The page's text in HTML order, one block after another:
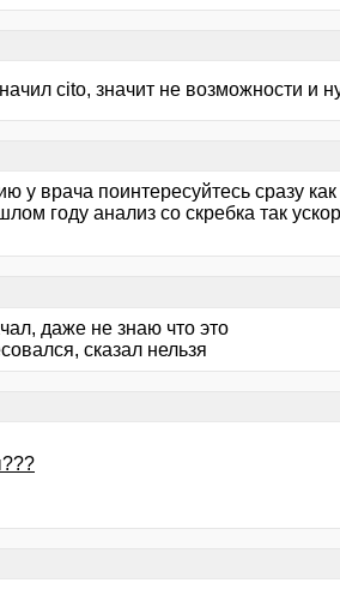
cito, значит не возможности и
у врача поинтересуйтесь сразу как
году анализ со скребка так
даже не знаю что это
сказал нельзя